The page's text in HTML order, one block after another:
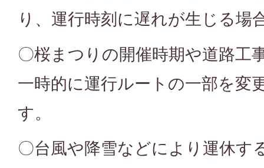
り、運行時刻に遅れが生じる場
〇桜まつりの開催時期や道路工
一時的に運行ルートの一部を変
す。
〇台風や降雪などにより運休す